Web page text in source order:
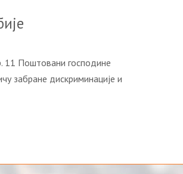
Поштовани господине
забране дискриминације и